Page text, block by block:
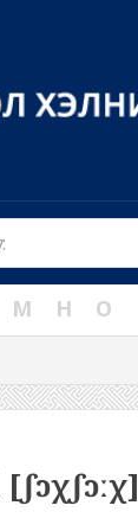
М Н О
[ʃɔχʃɔːχ]